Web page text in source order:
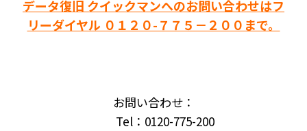
データ復旧 クイックマンへのお問い合わせはフ
リーダイヤル ０１２０-７７５－２００まで。
お問い合わせ：
Tel：0120-775-200